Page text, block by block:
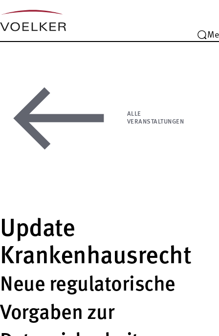
ALLE
VERANSTALTUNGEN
Update
Krankenhausrecht
Neue regulatorische
Vorgaben zur